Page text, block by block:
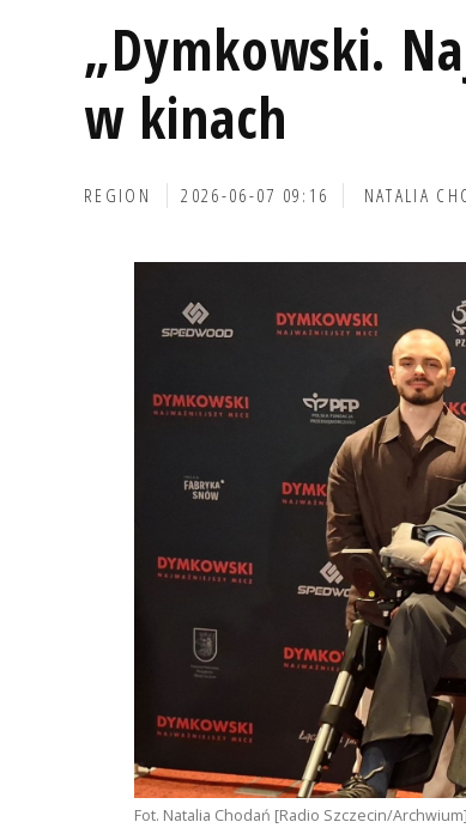
„Dymkowski.
w kinach
REGION 2026-06-07 09:16 NATALIA
Fot. Natalia Chodań [Radio Szczecin/Archwium]